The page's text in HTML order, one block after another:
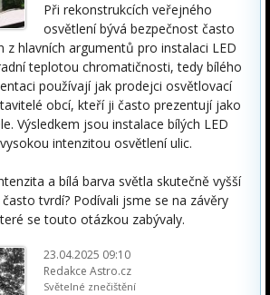
Při rekonstrukcích veřejného
osvětlení bývá bezpečnost často
z hlavních argumentů pro instalaci LED
teplotou chromatičnosti, tedy bílého
používají jak prodejci osvětlovací
obcí, kteří ji často prezentují jako
Výsledkem jsou instalace bílých LED
intenzitou osvětlení ulic.
a bílá barva světla skutečně vyšší
tvrdí? Podívali jsme se na závěry
se touto otázkou zabývaly.
23.04.2025 09:10
Redakce Astro.cz
Světelné znečištění